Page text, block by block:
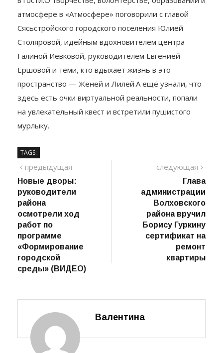
старшее поколение. Мы тоже решили отправиться
в гости.О творчестве, волонтёрстве, образовании и
атмосфере в «Атмосфере» поговорили с главой
Сясьстройского городского поселения Юлией
Столяровой, идейным вдохновителем центра
Галиной Иевковой, руководителем Евгенией
Ершовой и теми, кто вдыхает жизнь в это
пространство — Женей и Лилей.А ещё узнали, что
здесь есть очки виртуальной реальности, попали
на увлекательный квест и встретили пушистого
мурлыку.
TAGS:
Навигация
по
записям
предыдущая
Новые дворы:
руководители
района
осмотрели ход
работ по
программе
«Формирование
следующая
пост
Глава
администрации
Волховского
района вручил
Борису Гуркину
сертификат на
Валентина